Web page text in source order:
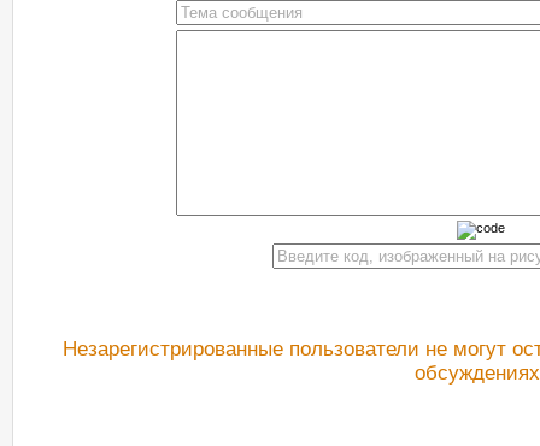
Незарегистрированные пользователи не могут